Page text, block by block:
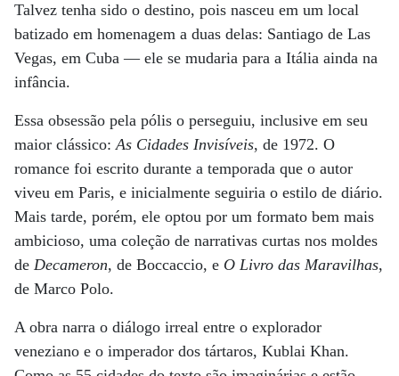
Talvez tenha sido o destino, pois nasceu em um local
batizado em homenagem a duas delas: Santiago de Las
Vegas, em Cuba — ele se mudaria para a Itália ainda na
infância.
Essa obsessão pela pólis o perseguiu, inclusive em seu
maior clássico:As Cidades Invisíveis, de 1972. O
romance foi escrito durante a temporada que o autor
viveu em Paris, e inicialmente seguiria o estilo de diário.
Mais tarde, porém, ele optou por um formato bem mais
ambicioso, uma coleção de narrativas curtas nos moldes
de Decameron, de Boccaccio, e O Livro das Maravilhas,
de Marco Polo.
A obra narra o diálogo irreal entre o explorador
veneziano e o imperador dos tártaros, Kublai Khan.